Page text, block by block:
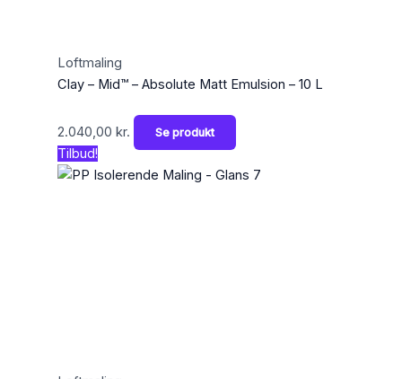
Loftmaling
Clay – Mid™ – Absolute Matt Emulsion – 10 L
2.040,00 kr. Se produkt
Tilbud!